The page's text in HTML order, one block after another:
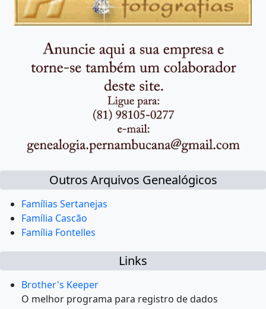
Outros Arquivos Genealógicos
Famílias Sertanejas
Família Cascão
Família Fontelles
Links
Brother's Keeper
O melhor programa para registro de dados